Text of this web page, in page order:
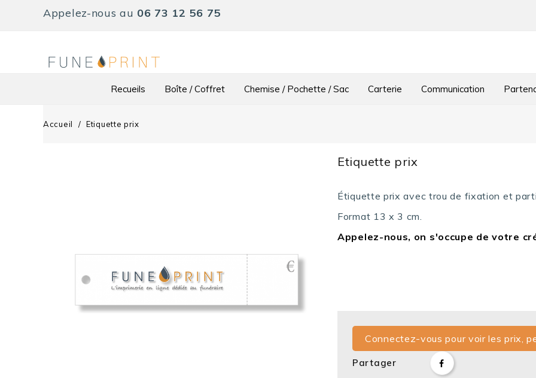
Appelez-nous au 06 73 12 56 75
Recueils Boîte / Coffret Chemise / Pochette / Sac Carterie Communication
Accueil Etiquette prix
Etiquette prix
Étiquette prix avec trou de fixation et
Format 13 x 3 cm.
Appelez-nous, on s'occupe de votre
Connectez-vous pour voir les prix,
Partager